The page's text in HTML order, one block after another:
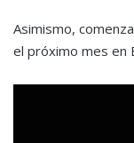
Asimismo,
el próximo mes en